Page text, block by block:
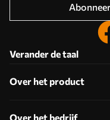
Verander de taal
Over het product
Over het bedrijf